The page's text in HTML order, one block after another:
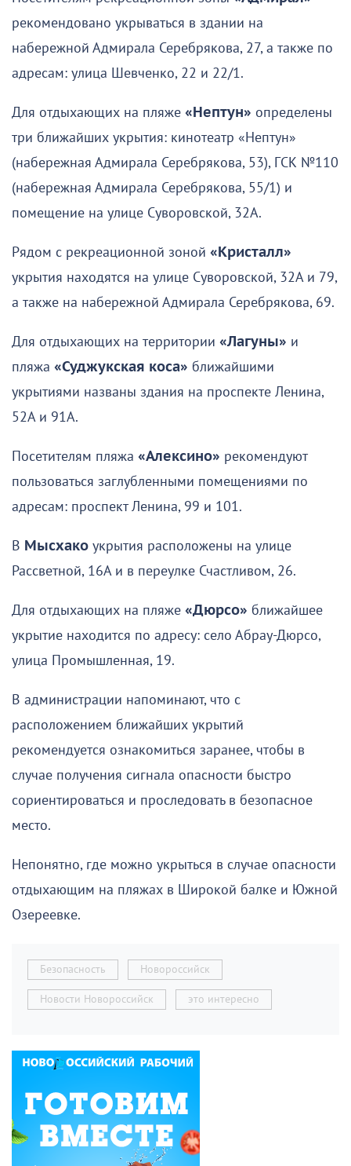
рекомендовано укрываться в здании на
набережной Адмирала Серебрякова, 27, а также по
адресам: улица Шевченко, 22 и 22/1.
Для отдыхающих на пляже «Нептун» определены
три ближайших укрытия: кинотеатр «Нептун»
(набережная Адмирала Серебрякова, 53), ГСК №110
(набережная Адмирала Серебрякова, 55/1) и
помещение на улице Суворовской, 32А.
Рядом с рекреационной зоной «Кристалл»
укрытия находятся на улице Суворовской, 32А и 79,
а также на набережной Адмирала Серебрякова, 69.
Для отдыхающих на территории «Лагуны» и
пляжа «Суджукская коса» ближайшими
укрытиями названы здания на проспекте Ленина,
52А и 91А.
Посетителям пляжа «Алексино» рекомендуют
пользоваться заглубленными помещениями по
адресам: проспект Ленина, 99 и 101.
В Мысхако укрытия расположены на улице
Рассветной, 16А и в переулке Счастливом, 26.
Для отдыхающих на пляже «Дюрсо» ближайшее
укрытие находится по адресу: село Абрау-Дюрсо,
улица Промышленная, 19.
В администрации напоминают, что с
расположением ближайших укрытий
рекомендуется ознакомиться заранее, чтобы в
случае получения сигнала опасности быстро
сориентироваться и проследовать в безопасное
место.
Непонятно, где можно укрыться в случае опасности
отдыхающим на пляжах в Широкой балке и Южной
Озереевке.
Безопасность Новороссийск
Новости Новороссийск это интересно